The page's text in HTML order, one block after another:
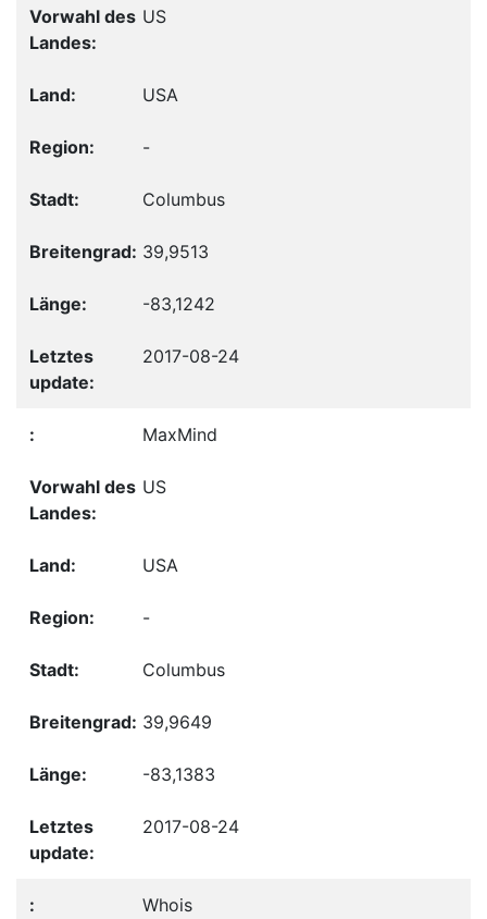
US
USA
-
Columbus
39,9513
-83,1242
2017-08-24
MaxMind
US
USA
-
Columbus
39,9649
-83,1383
2017-08-24
Whois